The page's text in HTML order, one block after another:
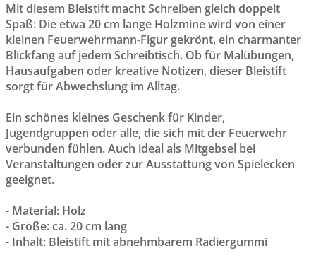
Mit diesem Bleistift macht Schreiben gleich doppelt
Spaß: Die etwa 20 cm lange Holzmine wird von einer
kleinen Feuerwehrmann-Figur gekrönt, ein charmanter
Blickfang auf jedem Schreibtisch. Ob für Malübungen,
Hausaufgaben oder kreative Notizen, dieser Bleistift
sorgt für Abwechslung im Alltag.
Ein schönes kleines Geschenk für Kinder,
Jugendgruppen oder alle, die sich mit der Feuerwehr
verbunden fühlen. Auch ideal als Mitgebsel bei
Veranstaltungen oder zur Ausstattung von Spielecken
geeignet.
- Material: Holz
- Größe: ca. 20 cm lang
- Inhalt: Bleistift mit abnehmbarem Radiergummi